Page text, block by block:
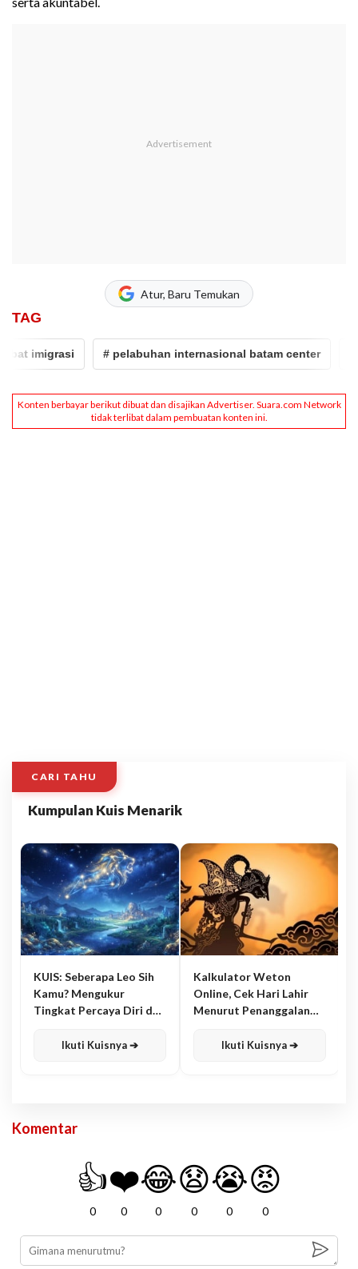
Atur, Baru Temukan
TAG
imigrasi # pelabuhan internasional batam center
CARI TAHU
Kumpulan Kuis Menarik
KUIS: Seberapa Leo Sih
Kamu? Mengukur
Tingkat Percaya Diri dan
Ikuti Kuisnya ➔
Kalkulator Weton
Online, Cek Hari Lahir
Menurut Penanggalan
Ikuti Kuisnya ➔
Komentar
👍
0
❤️
0
😂
0
😧
0
😭
0
😡
0